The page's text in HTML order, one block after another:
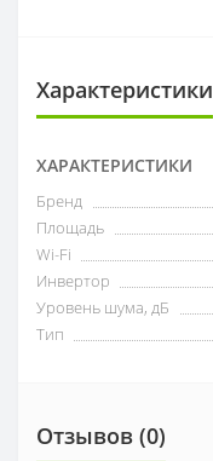
Характеристики
ХАРАКТЕРИСТИКИ
Бренд
Площадь
Wi-Fi
Инвертор
Уровень шума, дБ
Тип
Отзывов (0)